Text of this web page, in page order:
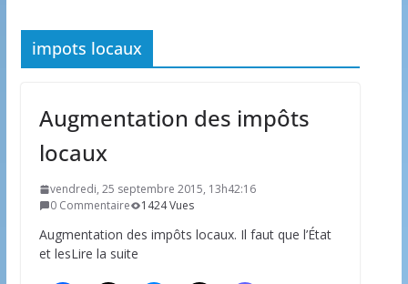
passé
Eau potable : Le préfet de Charente-Maritime
annonce de nouvelles restrictions
Une solution durable pour l’isolation des
impots locaux
Augmentation des impôts
locaux
vendredi, 25 septembre 2015, 13h42:16
0 Commentaire
1424 Vues
Augmentation des impôts locaux. Il faut que l’État
et lesLire la suite